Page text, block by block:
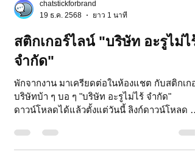
19 ธ.ค. 2568
สติกเกอร์ไลน์ "บริษัท อะรูไม่ไร้
จำกัด"
พักจากงาน มาเครียดต่อในห้องแชต กับสติกเกอ